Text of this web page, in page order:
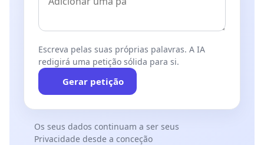
Escreva pelas suas próprias palavras. A IA
redigirá uma petição sólida para si.
Gerar petição
Os seus dados continuam a ser seus
Privacidade desde a conceção